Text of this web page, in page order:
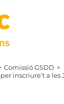
Comissió GSDD
inscriure’t a les